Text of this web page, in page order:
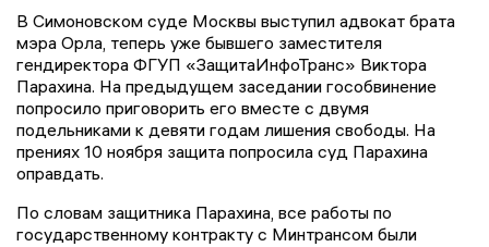
В Симоновском суде Москвы выступил адвокат брата
мэра Орла, теперь уже бывшего заместителя
гендиректора ФГУП «ЗащитаИнфоТранс» Виктора
Парахина. На предыдущем заседании гособвинение
попросило приговорить его вместе с двумя
подельниками к девяти годам лишения свободы. На
прениях 10 ноября защита попросила суд Парахина
оправдать.
По словам защитника Парахина, все работы по
государственному контракту с Минтрансом были